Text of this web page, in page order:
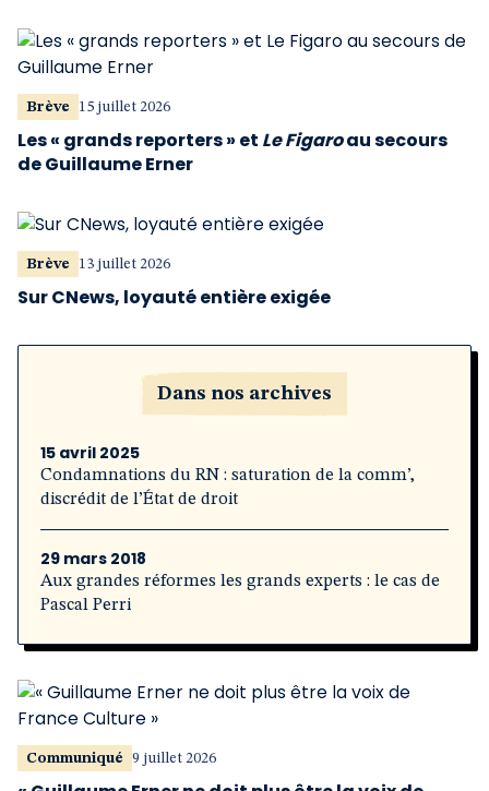
Brève 15 juillet 2026
Les « grands reporters » et Le Figaroau secours
de Guillaume Erner
Brève 13 juillet 2026
Sur CNews, loyauté entière exigée
Dans nos archives
15 avril 2025
Condamnations du RN : saturation de la comm’,
discrédit de l’État de droit
29 mars 2018
Aux grandes réformes les grands experts : le cas de
Pascal Perri
Communiqué 9 juillet 2026